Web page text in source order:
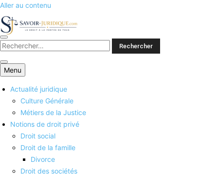
Aller au contenu
Savoirs juridiques
Menu
Actualité juridique
Culture Générale
Métiers de la Justice
Notions de droit privé
Droit social
Droit de la famille
Divorce
Droit des sociétés